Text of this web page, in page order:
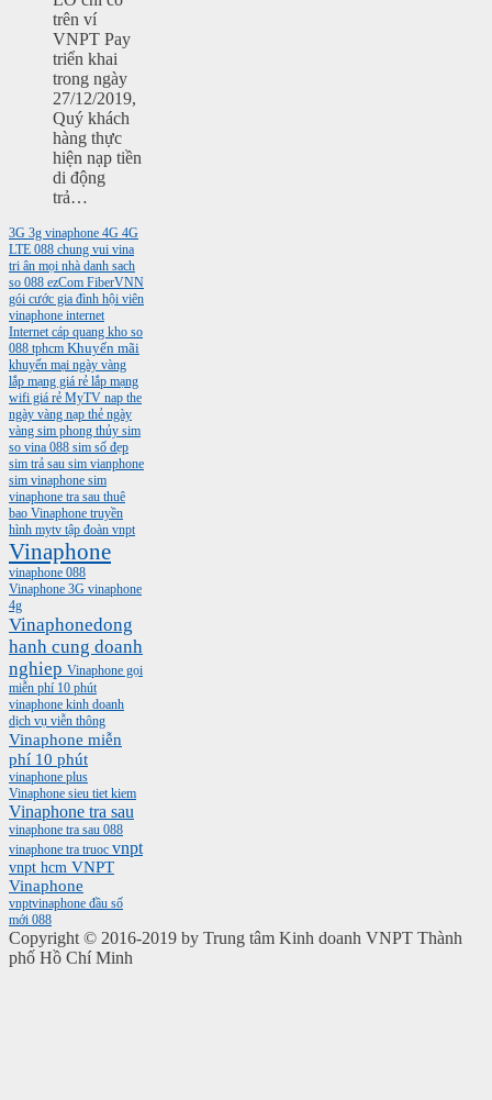
trên ví
VNPT Pay
triển khai
trong ngày
27/12/2019,
Quý khách
hàng thực
hiện nạp tiền
di động
trả…
3G 3g vinaphone 4G 4G
LTE 088 chung vui vina
tri ân mọi nhà danh sach
so 088 ezCom FiberVNN
gói cước gia đình hội viên
vinaphone internet
Internet cáp quang kho so
088 tphcm Khuyến mãi
khuyến mại ngày vàng
lắp mạng giá rẻ lắp mạng
wifi giá rẻ MyTV nap the
ngày vàng nạp thẻ ngày
vàng sim phong thủy sim
so vina 088 sim số đẹp
sim trả sau sim vianphone
sim vinaphone sim
vinaphone tra sau thuê
bao Vinaphone truyền
hình mytv tập đoàn vnpt
Vinaphone
vinaphone 088
Vinaphone 3G vinaphone
4g
Vinaphonedong
hanh cung doanh
nghiep Vinaphone gọi
miễn phí 10 phút
vinaphone kinh doanh
dịch vụ viễn thông
Vinaphone miễn
phí 10 phút
vinaphone plus
Vinaphone sieu tiet kiem
Vinaphone tra sau
vinaphone tra sau 088
vinaphone tra truoc vnpt
vnpt hcm VNPT
Vinaphone
vnptvinaphone đầu số
mới 088
Copyright © 2016-2019 by Trung tâm Kinh doanh VNPT Thành
phố Hồ Chí Minh